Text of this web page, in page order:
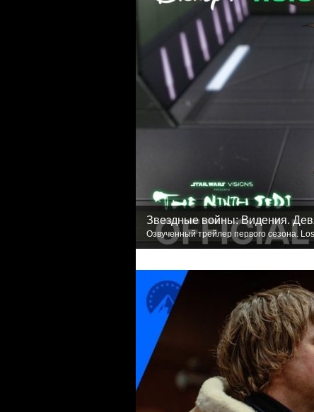
Звездные войны: Видения.
Озвученный трейлер первого сезона.